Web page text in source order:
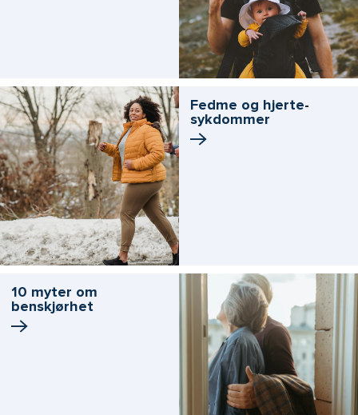
Fedme og hjerte­
sykdommer
10 myter om
benskjørhet